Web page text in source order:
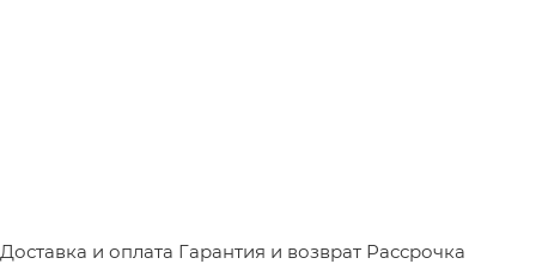
Доставка и оплата Гарантия и возврат Рассрочка